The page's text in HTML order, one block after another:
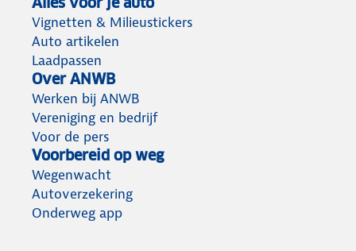
Vignetten & Milieustickers
Auto artikelen
Laadpassen
Over ANWB
Werken bij ANWB
Vereniging en bedrijf
Voor de pers
Voorbereid op weg
Wegenwacht
Autoverzekering
Onderweg app